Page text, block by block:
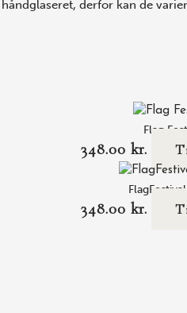
derfor kan de
Flag
348.00 kr.
348.00 kr.